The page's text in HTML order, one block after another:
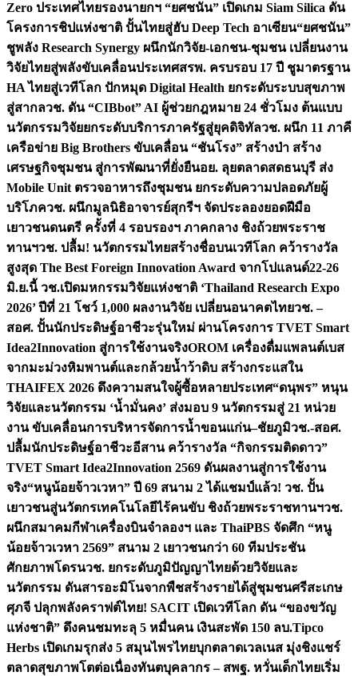
Zero ประเทศไทยรองนายกฯ “ยศชนัน” เปิดเกม Siam Silica ดัน
โครงการชิปแห่งชาติ ปั้นไทยสู่ฮับ Deep Tech อาเซียน“ยศชนัน”
ชูพลัง Research Synergy ผนึกนักวิจัย-เอกชน-ชุมชน เปลี่ยนงาน
วิจัยไทยสู่พลังขับเคลื่อนประเทศสรพ. ครบรอบ 17 ปี ชูมาตรฐาน
HA ไทยสู่เวทีโลก ปักหมุด Digital Health ยกระดับระบบสุขภาพ
สู่สากลวช. ดัน “CIBbot” AI ผู้ช่วยกฎหมาย 24 ชั่วโมง ต้นแบบ
นวัตกรรมวิจัยยกระดับบริการภาครัฐสู่ยุคดิจิทัลวช. ผนึก 11 ภาคี
เครือข่าย Big Brothers ขับเคลื่อน “ชันโรง” สร้างป่า สร้าง
เศรษฐกิจชุมชน สู่การพัฒนาที่ยั่งยืนอย. ลุยตลาดสดธนบุรี ส่ง
Mobile Unit ตรวจอาหารถึงชุมชน ยกระดับความปลอดภัยผู้
บริโภควช. ผนึกมูลนิธิอาจารย์สุกรีฯ จัดประลองยอดฝีมือ
เยาวชนดนตรี ครั้งที่ 4 รอบรองฯ ภาคกลาง ชิงถ้วยพระราช
ทานฯวช. ปลื้ม! นวัตกรรมไทยสร้างชื่อบนเวทีโลก คว้ารางวัล
สูงสุด The Best Foreign Innovation Award จากโปแลนด์22-26
มิ.ย.นี้ วช.เปิดมหกรรมวิจัยแห่งชาติ ‘Thailand Research Expo
2026’ ปีที่ 21 โชว์ 1,000 ผลงานวิจัย เปลี่ยนอนาคตไทยวช. –
สอศ. ปั้นนักประดิษฐ์อาชีวะรุ่นใหม่ ผ่านโครงการ TVET Smart
Idea2Innovation สู่การใช้งานจริงOROM เครื่องดื่มแพลนต์เบส
จากมะม่วงหิมพานต์และกล้วยน้ำว้าดิบ สร้างกระแสใน
THAIFEX 2026 ดึงความสนใจผู้ซื้อหลายประเทศ“ดนุพร” หนุน
วิจัยและนวัตกรรม ‘น้ำมั่นคง’ ส่งมอบ 9 นวัตกรรมสู่ 21 หน่วย
งาน ขับเคลื่อนการบริหารจัดการน้ำขอนแก่น–ชัยภูมิวช.-สอศ.
ปลื้มนักประดิษฐ์อาชีวะอีสาน คว้ารางวัล “กิจกรรมติดดาว”
TVET Smart Idea2Innovation 2569 ดันผลงานสู่การใช้งาน
จริง“หนูน้อยจ้าวเวหา” ปี 69 สนาม 2 ได้แชมป์แล้ว! วช. ปั้น
เยาวชนสู่นวัตกรเทคโนโลยีไร้คนขับ ชิงถ้วยพระราชทานฯวช.
ผนึกสมาคมกีฬาเครื่องบินจำลองฯ และ ThaiPBS จัดศึก “หนู
น้อยจ้าวเวหา 2569” สนาม 2 เยาวชนกว่า 60 ทีมประชัน
ศักยภาพโดรนวช. ยกระดับภูมิปัญญาไทยด้วยวิจัยและ
นวัตกรรม ดันสารอะมิโนจากพืชสร้างรายได้สู่ชุมชนศรีสะเกษ
ศุภจี ปลุกพลังคราฟต์ไทย! SACIT เปิดเวทีโลก ดัน “ของขวัญ
แห่งชาติ” ดึงคนชมทะลุ 5 หมื่นคน เงินสะพัด 150 ลบ.Tipco
Herbs เปิดเกมรุกส่ง 5 สมุนไพรไทยบุกตลาดเวลเนส มุ่งชิงแชร์
ตลาดสุขภาพโตต่อเนื่องทันตบุคลากร – สพฐ. หวั่นเด็กไทยเริ่ม